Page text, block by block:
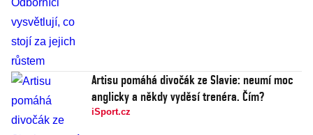
Artisu pomáhá divočák ze Slavie: neumí moc
anglicky a někdy vyděsí trenéra. Čím?
iSport.cz